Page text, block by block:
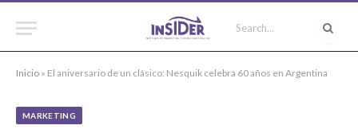
Inicio » El aniversario de un clásico: Nesquik celebra 60 años en Argentina
MARKETING